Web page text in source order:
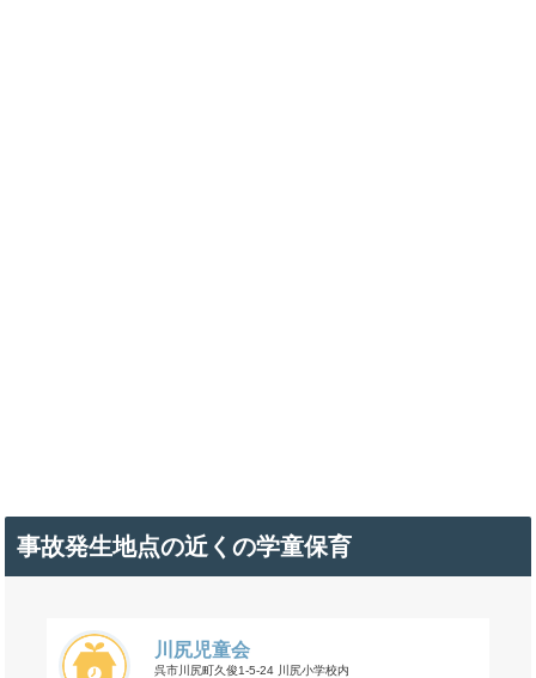
事故発生地点の近くの学童保育
川尻児童会
呉市川尻町久俊1-5-24 川尻小学校内